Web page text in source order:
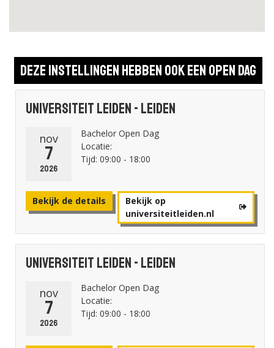
Deze instellingen hebben ook een open dag
Universiteit Leiden - Leiden
nov
7
2026
Bachelor Open Dag
Locatie:
Tijd: 09:00 - 18:00
Bekijk de details
Bekijk op
universiteitleiden.nl
Universiteit Leiden - Leiden
nov
7
2026
Bachelor Open Dag
Locatie:
Tijd: 09:00 - 18:00